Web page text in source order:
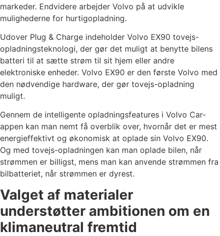
markeder. Endvidere arbejder Volvo på at udvikle
mulighederne for hurtigopladning.
Udover Plug & Charge indeholder Volvo EX90 tovejs-
opladningsteknologi, der gør det muligt at benytte bilens
batteri til at sætte strøm til sit hjem eller andre
elektroniske enheder. Volvo EX90 er den første Volvo med
den nødvendige hardware, der gør tovejs-opladning
muligt.
Gennem de intelligente opladningsfeatures i Volvo Car-
appen kan man nemt få overblik over, hvornår det er mest
energieffektivt og økonomisk at oplade sin Volvo EX90.
Og med tovejs-opladningen kan man oplade bilen, når
strømmen er billigst, mens man kan anvende strømmen fra
bilbatteriet, når strømmen er dyrest.
Valget af materialer
understøtter ambitionen om en
klimaneutral fremtid